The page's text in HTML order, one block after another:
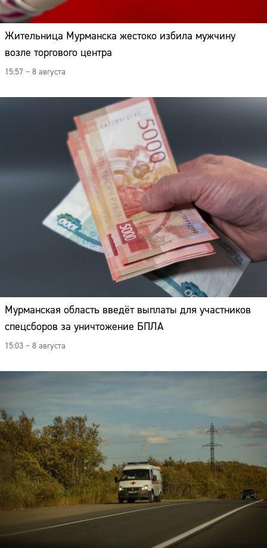
Жительница Мурманска жестоко избила мужчину
возле торгового центра
15:57 – 8 августа
Мурманская область введёт выплаты для участников
спецсборов за уничтожение БПЛА
15:03 – 8 августа